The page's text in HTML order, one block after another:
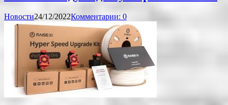
Новости24/12/2022Комментарии: 0